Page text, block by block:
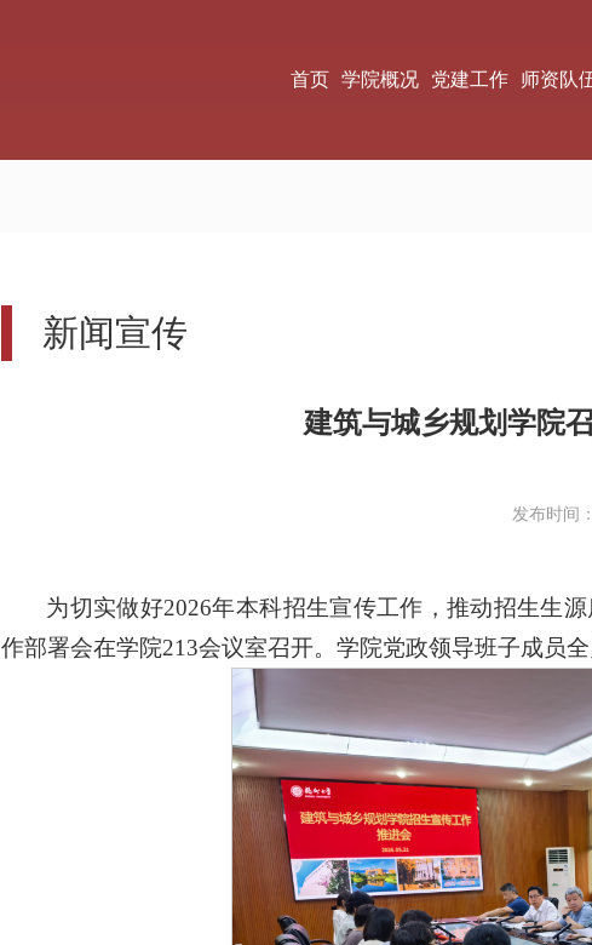
首页 学院概况 党建工作 师资队
新闻宣传
建筑与城乡规划学院
发布时间
为切实做好2026年本科招生宣传工作，推动招生生
作部署会在学院213会议室召开。学院党政领导班子成员